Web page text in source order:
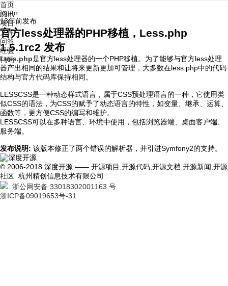
首页
资讯
项目
文库
问答
经验
代码
jopen
13年前发布
官方less处理器的PHP移植，Less.php
1.5.1rc2 发布
Less.php是官方less处理器的一个PHP移植。为了能够与官方less处理
器产出相同的结果和让将来更新更加可管理，大多数在less.php中的代码
结构与官方代码库保持相同 。
LESSCSS是一种动态样式语言，属于CSS预处理语言的一种，它使用类
似CSS的语法，为CSS的赋予了动态语言的特性，如变量、继承、运算、
函数等，更方便CSS的编写和维护。
LESSCSS可以在多种语言、环境中使用，包括浏览器端、桌面客户端、
服务端。
发布说明: 该版本修正了两个错误的解析器，并引进Symfony2的支持。
© 2006-2018 深度开源 —— 开源项目,开源代码,开源文档,开源新闻,开源
社区 杭州精创信息技术有限公司
浙公网安备 33018302001163 号
浙ICP备09019653号-31